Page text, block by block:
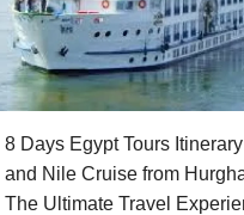
8 Days Egypt Tours
and Nile Cruise from
The Ultimate Travel